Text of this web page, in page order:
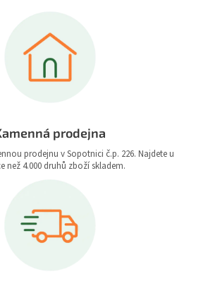
prodejna
prodejnu v Sopotnici č.p. 226. Najdete u
než 4.000 druhů zboží skladem.